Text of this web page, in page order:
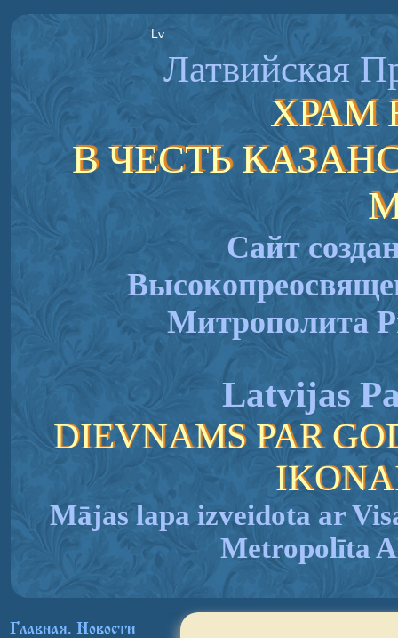
Латвийская
ХРАМ
В ЧЕСТЬ
Сайт
Митрополита
Latvijas
DIEVNAMS PAR
Mājas lapa izveidota ar
Metropolīta
Lv
Главная. Новости